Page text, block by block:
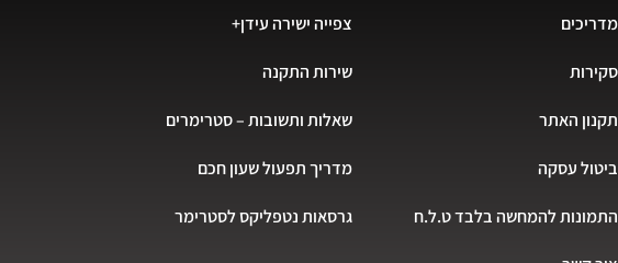
מדריכים
סקירות
תקנון האתר
ביטול עסקה
התמונות להמחשה בלבד ט.ל.ח
צפייה ישירה עידן+
שירות התקנה
שאלות ותשובות – סטרימרים
מדריך תפעול שעון חכם
גרסאות נטפליקס לסטרימר